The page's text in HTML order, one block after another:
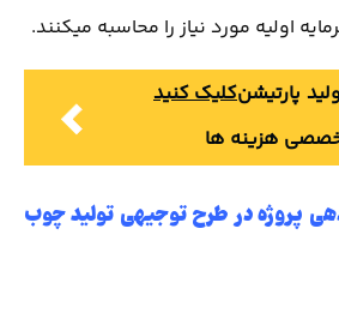
اولیه مورد نیاز را محاسبه میکنند.
کلیک کنیدپارتیشن
هزینه ها
پروژه در طرح توجیهی تولید چوب